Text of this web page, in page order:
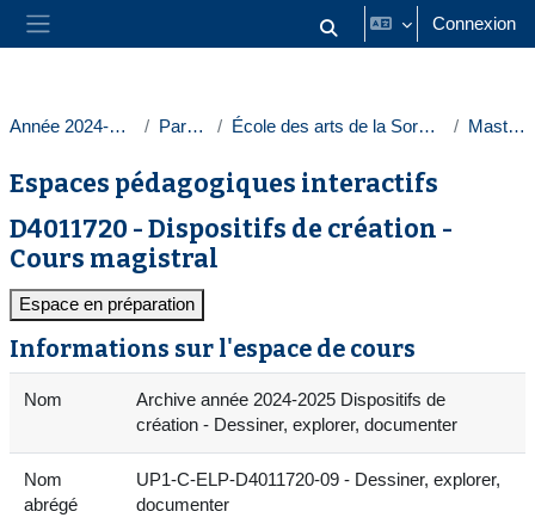
Passer au contenu principal
Panneau latéral Activer/désactiver la saisie
Connexion
Année 2024-2025 Paris 1 École des arts de la Sorbonne Masters
Espaces pédagogiques interactifs
D4011720 - Dispositifs de création -
Cours magistral
Espace en préparation
Informations sur l'espace de cours
Nom
Archive année 2024-2025 Dispositifs de
création - Dessiner, explorer, documenter
Nom
abrégé
UP1-C-ELP-D4011720-09 - Dessiner, explorer,
documenter